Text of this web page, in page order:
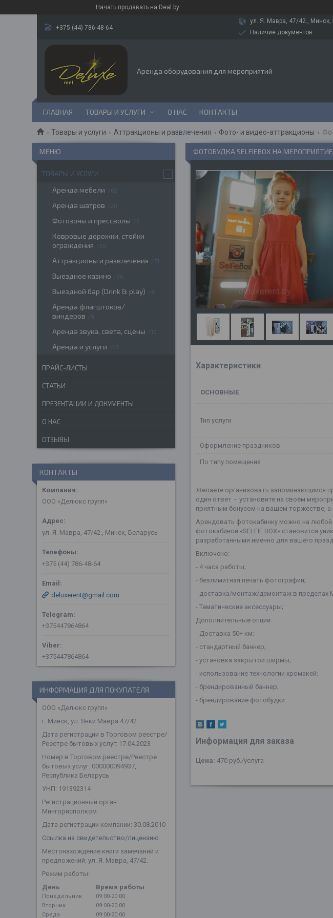
Начать продавать на Deal.by
+375 (44) 786-48-64
ул. Я. Мавра, 47/42., Минск,
Наличие документов
Аренда оборудования для мероприятий
ГЛАВНАЯ ТОВАРЫ И УСЛУГИ О НАС КОНТАКТЫ
Товары и услуги Аттракционы и развлечения Фото- и видео-аттракционы
ФОТОБУДКА SELFIEBOX НА МЕРОПРИЯТИЕ
Характеристики
ОСНОВНЫЕ
Тип услуги
Оформление праздников
По типу помещения
Желаете организовать запоминающийся
один ответ – установите на своём
приятным бонусом на вашем торжестве, а
Арендовать фотокабинку можно на любой
фотокабиной «SELFIE BOX» становится
разработанными именно для вашего
Включено:
- 4 часа работы;
- безлимитная печать фотографий;
- доставка/монтаж/демонтаж в пределах
- Тематические аксессуары;
Дополнительные опции:
- Доставка 50+ км;
- стандартный баннер;
- установка закрытой ширмы;
- использование технологии хромакей;
- брендированный баннер;
- брендирование фотобудки.
Информация для заказа
Цена: 470 руб./услуга
ТОВАРЫ И УСЛУГИ
Аренда мебели 62
Аренда шатров 20
Фотозоны и прессволы 8
Ковровые дорожки, стойки
ограждения
39
Аттракционы и развлечения 71
Выездное казино 36
Выездной бар (Drink & play) 4
Аренда флагштоков/
виндеров
4
Аренда звука, света, сцены 10
Аренда и услуги 47
ПРАЙС-ЛИСТЫ
СТАТЬИ
ПРЕЗЕНТАЦИИ И ДОКУМЕНТЫ
О НАС
ОТЗЫВЫ
КОНТАКТЫ
ООО «Делюкс групп»
ул. Я. Мавра, 47/42., Минск, Беларусь
+375 (44) 786-48-64
deluxerent@gmail.com
+375447864864
+375447864864
ИНФОРМАЦИЯ ДЛЯ ПОКУПАТЕЛЯ
ООО «Делюкс групп»
г. Минск, ул. Янки Мавра 47/42
Дата регистрации в Торговом реестре/
Реестре бытовых услуг: 17.04.2023
Номер в Торговом реестре/Реестре
бытовых услуг: 000000094937,
Республика Беларусь
УНП: 191392314
Регистрационный орган:
Мингорисполком
Дата регистрации компании: 30.08.2010
Ссылка на свидетельство/лицензию
Местонахождение книги замечаний и
предложений: ул. Я. Мавра, 47/42.
Режим работы:
День
Время работы
Понедельник
09:00-20:00
Вторник
09:00-20:00
Среда
09:00-20:00